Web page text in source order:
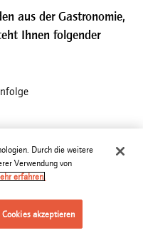
aus der Gastronomie,
Ihnen folgender
Durch die weitere
Verwendung von
erfahren.
akzeptieren